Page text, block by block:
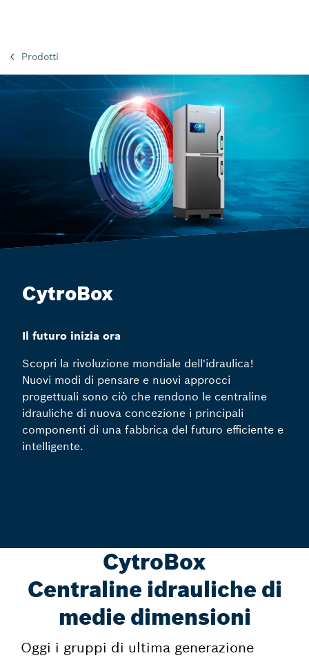
Prodotti
CytroBox
Il futuro inizia ora
Scopri la rivoluzione mondiale dell'idraulica!
Nuovi modi di pensare e nuovi approcci
progettuali sono ciò che rendono le centraline
idrauliche di nuova concezione i principali
componenti di una fabbrica del futuro efficiente e
intelligente.
CytroBox
Centraline idrauliche di
medie dimensioni
Oggi i gruppi di ultima generazione